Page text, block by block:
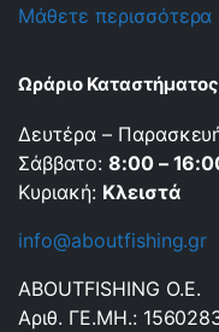
Μάθετε περισσότερα
Ωράριο Καταστήματος
Δευτέρα –
Σάββατο: 8:00 –
Κυριακή: Κλειστά
info@aboutfishing.gr
ABOUTFISHING Ο.Ε.
Αριθ. ΓΕ.ΜΗ.: